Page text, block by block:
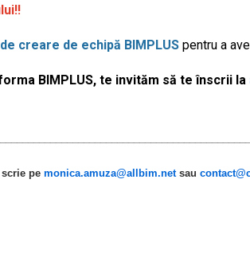
creare de echipă BIMPLUS pentru a
BIMPLUS, te invităm să te înscrii la
pe monica.amuza@allbim.netsau